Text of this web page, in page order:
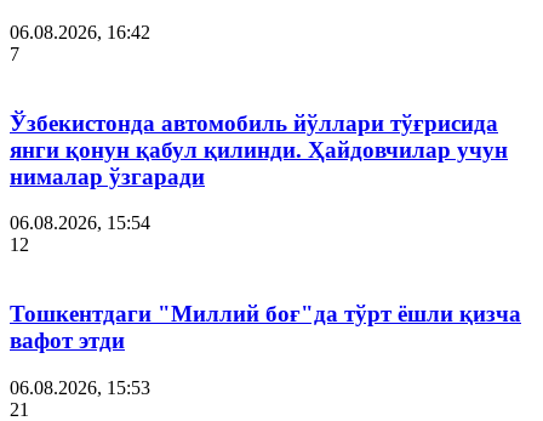
06.08.2026, 16:42
7
Ўзбекистонда автомобиль йўллари тўғрисида
янги қонун қабул қилинди. Ҳайдовчилар учун
нималар ўзгаради
06.08.2026, 15:54
12
Тошкентдаги "Миллий боғ"да тўрт ёшли қизча
вафот этди
06.08.2026, 15:53
21